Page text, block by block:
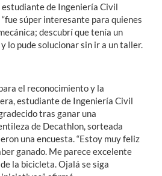
de Ingeniería Civil
súper interesante para quienes
descubrí que tenía un
lo pude solucionar sin ir a un taller.
el reconocimiento y la
estudiante de Ingeniería Civil
tras ganar una
de Decathlon, sorteada
una encuesta. “Estoy muy feliz
ganado. Me parece excelente
la bicicleta. Ojalá se siga